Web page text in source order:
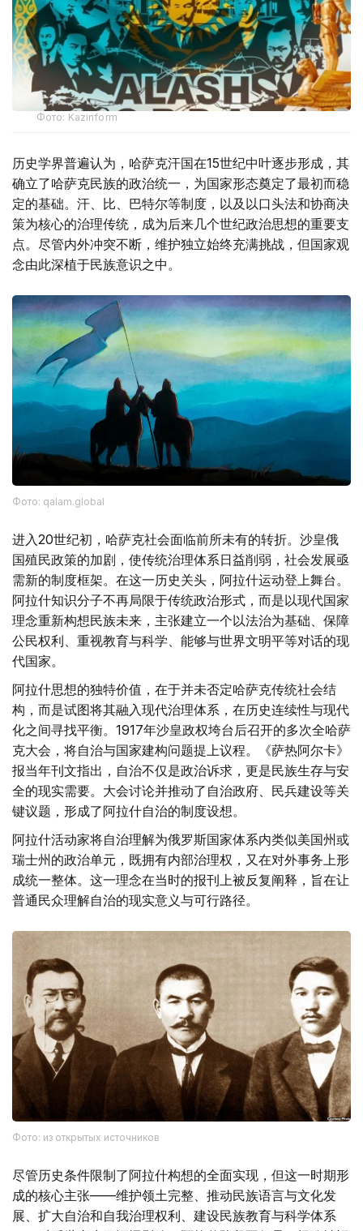
Фото: Kazinform
历史学界普遍认为，哈萨克汗国在15世纪中叶逐步形成，其
确立了哈萨克民族的政治统一，为国家形态奠定了最初而稳
定的基础。汗、比、巴特尔等制度，以及以口头法和协商决
策为核心的治理传统，成为后来几个世纪政治思想的重要支
点。尽管内外冲突不断，维护独立始终充满挑战，但国家观
念由此深植于民族意识之中。
Фото: qalam.global
进入20世纪初，哈萨克社会面临前所未有的转折。沙皇俄
国殖民政策的加剧，使传统治理体系日益削弱，社会发展亟
需新的制度框架。在这一历史关头，阿拉什运动登上舞台。
阿拉什知识分子不再局限于传统政治形式，而是以现代国家
理念重新构想民族未来，主张建立一个以法治为基础、保障
公民权利、重视教育与科学、能够与世界文明平等对话的现
代国家。
阿拉什思想的独特价值，在于并未否定哈萨克传统社会结
构，而是试图将其融入现代治理体系，在历史连续性与现代
化之间寻找平衡。1917年沙皇政权垮台后召开的多次全哈萨
克大会，将自治与国家建构问题提上议程。《萨热阿尔卡》
报当年刊文指出，自治不仅是政治诉求，更是民族生存与安
全的现实需要。大会讨论并推动了自治政府、民兵建设等关
键议题，形成了阿拉什自治的制度设想。
阿拉什活动家将自治理解为俄罗斯国家体系内类似美国州或
瑞士州的政治单元，既拥有内部治理权，又在对外事务上形
成统一整体。这一理念在当时的报刊上被反复阐释，旨在让
普通民众理解自治的现实意义与可行路径。
Фото: из открытых источников
尽管历史条件限制了阿拉什构想的全面实现，但这一时期形
成的核心主张——维护领土完整、推动民族语言与文化发
展、扩大自治和自我治理权利、建设民族教育与科学体系